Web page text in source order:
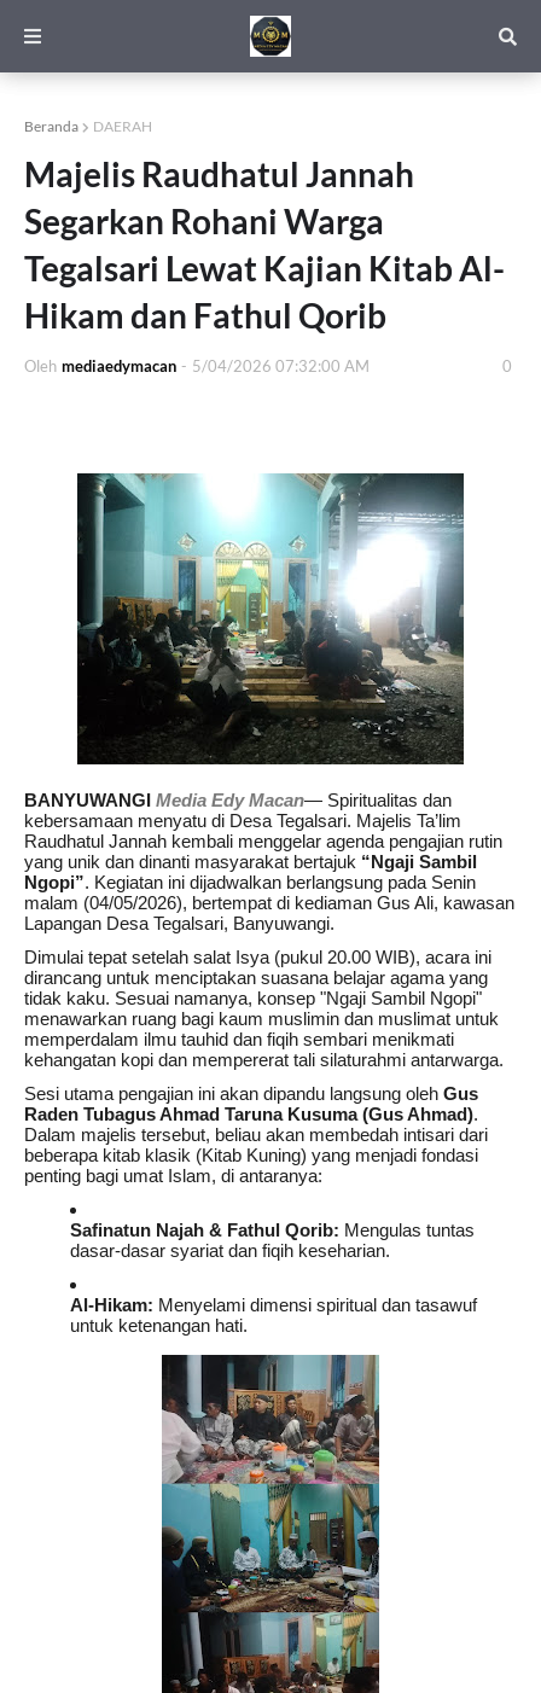
Beranda DAERAH
Majelis Raudhatul Jannah
Segarkan Rohani Warga
Tegalsari Lewat Kajian Kitab Al-
Hikam dan Fathul Qorib
Oleh mediaedymacan - 5/04/2026 07:32:00 AM 0
BANYUWANGI Media Edy Macan— Spiritualitas dan
kebersamaan menyatu di Desa Tegalsari. Majelis Ta’lim
Raudhatul Jannah kembali menggelar agenda pengajian rutin
yang unik dan dinanti masyarakat bertajuk “Ngaji Sambil
Ngopi”. Kegiatan ini dijadwalkan berlangsung pada Senin
malam (04/05/2026), bertempat di kediaman Gus Ali, kawasan
Lapangan Desa Tegalsari, Banyuwangi.
Dimulai tepat setelah salat Isya (pukul 20.00 WIB), acara ini
dirancang untuk menciptakan suasana belajar agama yang
tidak kaku. Sesuai namanya, konsep "Ngaji Sambil Ngopi"
menawarkan ruang bagi kaum muslimin dan muslimat untuk
memperdalam ilmu tauhid dan fiqih sembari menikmati
kehangatan kopi dan mempererat tali silaturahmi antarwarga.
Sesi utama pengajian ini akan dipandu langsung oleh Gus
Raden Tubagus Ahmad Taruna Kusuma (Gus Ahmad).
Dalam majelis tersebut, beliau akan membedah intisari dari
beberapa kitab klasik (Kitab Kuning) yang menjadi fondasi
penting bagi umat Islam, di antaranya:
Safinatun Najah & Fathul Qorib: Mengulas tuntas
dasar-dasar syariat dan fiqih keseharian.
Al-Hikam: Menyelami dimensi spiritual dan tasawuf
untuk ketenangan hati.